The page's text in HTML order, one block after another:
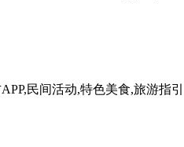
民间活动,特色美食,旅游